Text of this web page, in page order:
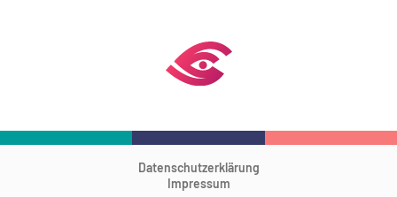
Datenschutzerklärung
Impressum